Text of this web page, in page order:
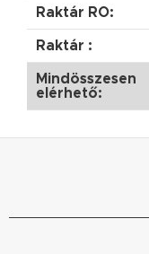
Raktár RO:
Raktár :
Mindösszesen
elérhető: